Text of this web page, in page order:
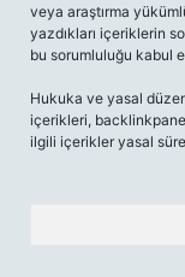
veya araştırma
yazdıkları içeriklerin
bu sorumluluğu kabul
Hukuka ve yasal
içerikleri,
ilgili içerikler yasal